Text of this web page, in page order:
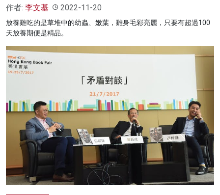
作者: 李文基 2022-11-20
放養雞吃的是草堆中的幼蟲、嫩葉，雞身毛彩亮麗，只要有超過100
天放養期便是精品。